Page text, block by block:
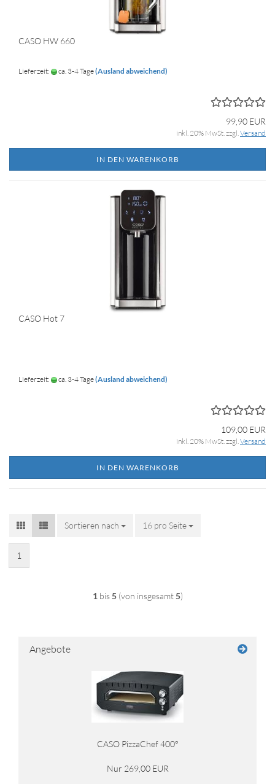
CASO HW 660
Lieferzeit: ca. 3-4 Tage(Ausland abweichend)
99,90 EUR
inkl. 20% MwSt. zzgl.Versand
IN DEN WARENKORB
CASO Hot 7
Lieferzeit: ca. 3-4 Tage(Ausland abweichend)
109,00 EUR
inkl. 20% MwSt. zzgl.Versand
IN DEN WARENKORB
Sortieren nach
Sortieren nach 16 pro Seite
pro Seite
1
1 bis5(von insgesamt5)
Angebote
CASO PizzaChef 400°
Nur 269,00 EUR